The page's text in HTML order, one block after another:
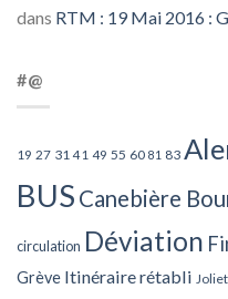
dans RTM : 19 Mai 2016 :
#@
19 27 31 41 49 55 60 81 83
BUS Canebière
circulation Déviation
Grève Itinéraire rétabli